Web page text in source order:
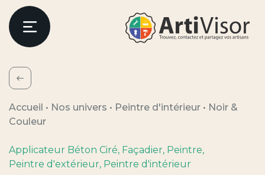
Accueil • Nos univers • Peintre d'intérieur • Noir &
Couleur
Applicateur Béton Ciré, Façadier, Peintre,
Peintre d'extérieur, Peintre d'intérieur
Menu